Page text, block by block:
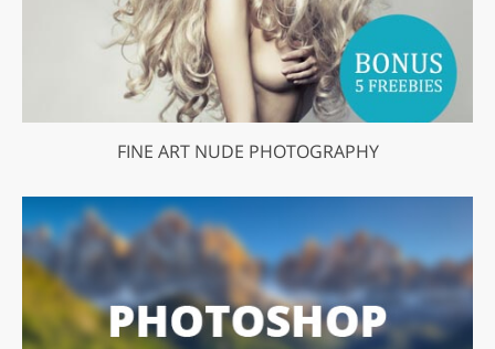
FINE ART NUDE PHOTOGRAPHY